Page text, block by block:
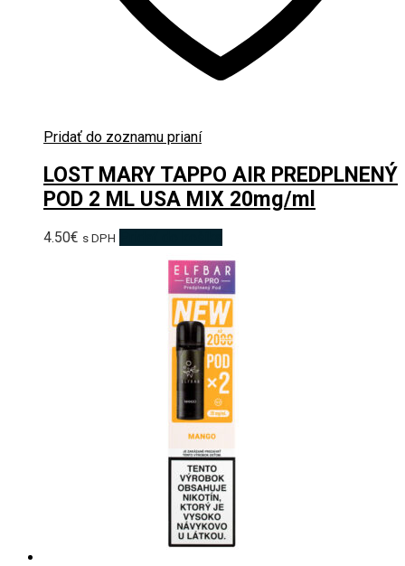
Pridať do zoznamu prianí
LOST MARY TAPPO AIR PREDPLNENÝ
POD 2 ML USA MIX 20mg/ml
4.50€ s DPH